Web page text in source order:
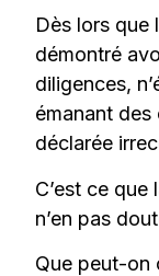
Dès lors que
démontré
diligences,
émanant
déclarée
C’est ce que
n’en pas
Que peut-on